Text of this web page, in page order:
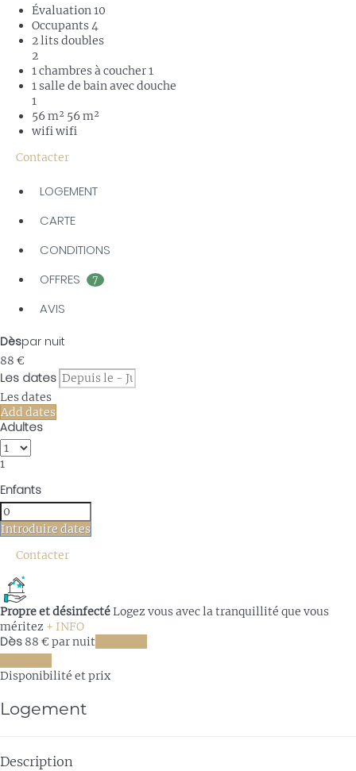
Évaluation10
Occupants4
2 lits doubles
2
1 chambres à coucher1
1 salle de bain avec douche
1
56 m² 56 m²
wifiwifi
Contacter
LOGEMENT
CARTE
CONDITIONS
OFFRES
7
AVIS
Dèspar nuit
88 €
Les dates
Les dates
Add dates
Adultes
1
Enfants
Introduire dates
Contacter
Propre et désinfectéLogez vous avec la tranquillité que vous
méritez + INFO
Dès 88 € par nuit
Disponibilité et prix
Logement
Description